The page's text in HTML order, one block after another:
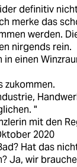
definitiv
merke das
werden.
nirgends rein.
einen
zukommen.
"
mit den
2020
Hat das
Ja, wir